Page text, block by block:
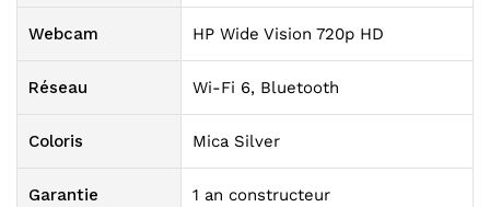
Webcam HP Wide Vision 720p HD
Réseau Wi-Fi 6, Bluetooth
Coloris Mica Silver
Garantie 1 an constructeur